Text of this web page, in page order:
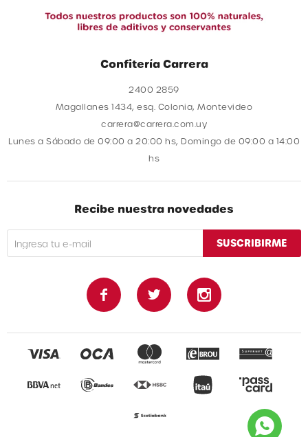
Confitería Carrera
2400 2859
Magallanes 1434, esq. Colonia, Montevideo
carrera@carrera.com.uy
Lunes a Sábado de 09:00 a 20:00 hs, Domingo de 09:00 a 14:00
hs
Recibe nuestra novedades
SUSCRIBIRME
  